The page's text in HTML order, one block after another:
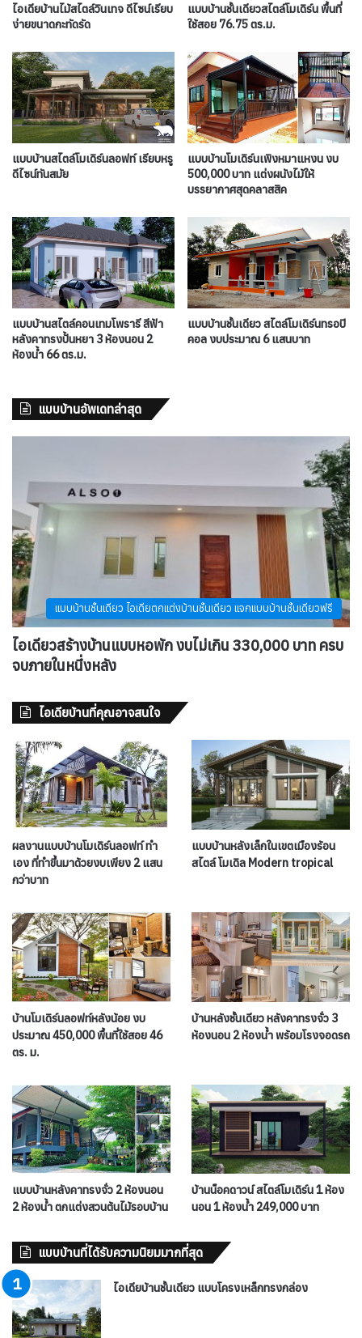
ไอเดียบ้านไม้สไตล์วินเทจ ดีไซน์เรียบ
ง่ายขนาดกะทัดรัด
แบบบ้านชั้นเดียวสไตล์โมเดิร์น พื้นที่
ใช้สอย 76.75 ตร.ม.
แบบบ้านสไตล์โมเดิร์นลอฟท์ เรียบหรู
ดีไซน์ทันสมัย
แบบบ้านโมเดิร์นเพิงหมาแหงน งบ
500,000 บาท แต่งผนังไม้ให้
บรรยากาศสุดคลาสสิค
แบบบ้านสไตล์คอนเทมโพรารี สีฟ้า
หลังคาทรงปั้นหยา 3 ห้องนอน 2
ห้องน้ำ 66 ตร.ม.
แบบบ้านชั้นเดียว สไตล์โมเดิร์นทรอปิ
คอล งบประมาณ 6 แสนบาท
แบบบ้านอัพเดทล่าสุด
แบบบ้านชั้นเดียว ไอเดียตกแต่งบ้านชั้นเดียว แจกแบบบ้านชั้นเดียวฟรี
ไอเดียวสร้างบ้านแบบหอพัก งบไม่เกิน 330,000 บาท ครบ
จบภายในหนึ่งหลัง
ไอเดียบ้านที่คุณอาจสนใจ
ผลงานแบบบ้านโมเดิร์นลอฟท์ ทำ
เอง ที่ทำขึ้นมาด้วยงบเพียง 2 แสน
กว่าบาท
แบบบ้านหลังเล็กในเขตเมืองร้อน
สไตล์ โมเดิล Modern tropical
บ้านโมเดิร์นลอฟท์หลังน้อย งบ
ประมาณ 450,000 พื้นที่ใช้สอย 46
ตร. ม.
บ้านหลังชั้นเดียว หลังคาทรงจั่ว 3
ห้องนอน 2 ห้องน้ำ พร้อมโรงจอดรถ
แบบบ้านหลังคาทรงจั่ว 2 ห้องนอน
2 ห้องน้ำ ตกแต่งสวนต้นไม้รอบบ้าน
บ้านน็อคดาวน์ สไตล์โมเดิร์น 1 ห้อง
นอน 1 ห้องน้ำ 249,000 บาท
แบบบ้านที่ได้รับความนิยมมากที่สุด
ไอเดียบ้านชั้นเดียว แบบโครงเหล็กทรงกล่อง